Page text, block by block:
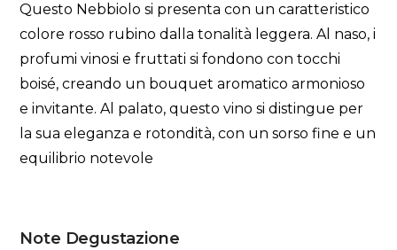
Questo Nebbiolo si presenta con un caratteristico
colore rosso rubino dalla tonalità leggera. Al naso, i
profumi vinosi e fruttati si fondono con tocchi
boisé, creando un bouquet aromatico armonioso
e invitante. Al palato, questo vino si distingue per
la sua eleganza e rotondità, con un sorso fine e un
equilibrio notevole
Note Degustazione